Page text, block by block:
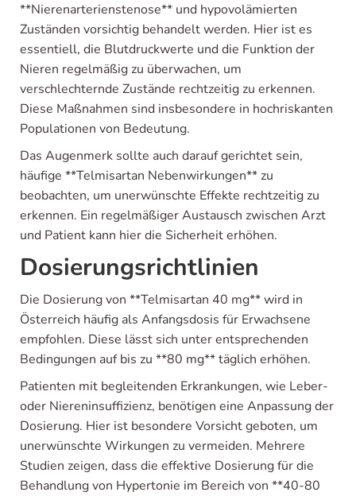
**Nierenarterienstenose** und hypovolämierten
Zuständen vorsichtig behandelt werden. Hier ist es
essentiell, die Blutdruckwerte und die Funktion der
Nieren regelmäßig zu überwachen, um
verschlechternde Zustände rechtzeitig zu erkennen.
Diese Maßnahmen sind insbesondere in hochriskanten
Populationen von Bedeutung.
Das Augenmerk sollte auch darauf gerichtet sein,
häufige **Telmisartan Nebenwirkungen** zu
beobachten, um unerwünschte Effekte rechtzeitig zu
erkennen. Ein regelmäßiger Austausch zwischen Arzt
und Patient kann hier die Sicherheit erhöhen.
Dosierungsrichtlinien
Die Dosierung von **Telmisartan 40 mg** wird in
Österreich häufig als Anfangsdosis für Erwachsene
empfohlen. Diese lässt sich unter entsprechenden
Bedingungen auf bis zu **80 mg** täglich erhöhen.
Patienten mit begleitenden Erkrankungen, wie Leber-
oder Niereninsuffizienz, benötigen eine Anpassung der
Dosierung. Hier ist besondere Vorsicht geboten, um
unerwünschte Wirkungen zu vermeiden. Mehrere
Studien zeigen, dass die effektive Dosierung für die
Behandlung von Hypertonie im Bereich von **40-80